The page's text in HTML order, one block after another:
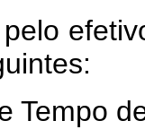
Tempo